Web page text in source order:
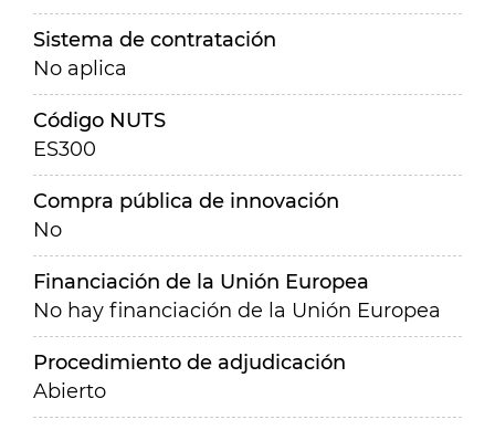
Sistema de contratación
No aplica
Código NUTS
ES300
Compra pública de innovación
No
Financiación de la Unión Europea
No hay financiación de la Unión Europea
Procedimiento de adjudicación
Abierto